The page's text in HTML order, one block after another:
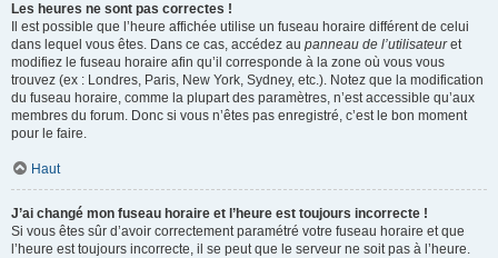
Les heures ne sont pas correctes !
Il est possible que l’heure affichée utilise un fuseau horaire différent de celui
dans lequel vous êtes. Dans ce cas, accédez au panneau de l’utilisateuret
modifiez le fuseau horaire afin qu’il corresponde à la zone où vous vous
trouvez (ex : Londres, Paris, New York, Sydney, etc.). Notez que la modification
du fuseau horaire, comme la plupart des paramètres, n’est accessible qu’aux
membres du forum. Donc si vous n’êtes pas enregistré, c’est le bon moment
pour le faire.
Haut
J’ai changé mon fuseau horaire et l’heure est toujours incorrecte !
Si vous êtes sûr d’avoir correctement paramétré votre fuseau horaire et que
l’heure est toujours incorrecte, il se peut que le serveur ne soit pas à l’heure.